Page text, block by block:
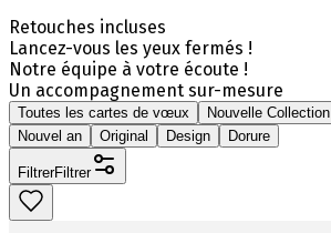
Retouches incluses
Lancez-vous les yeux fermés !
Notre équipe à votre écoute !
Un accompagnement sur-mesure
Toutes les cartes de vœux Nouvelle Collection
Nouvel an
Original Design Dorure
FiltrerFiltrer